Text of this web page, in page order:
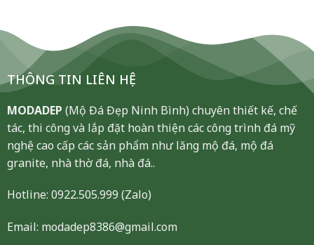
THÔNG TIN LIÊN HỆ
MODADEP (Mộ Đá Đẹp Ninh Bình) chuyên thiết kế, chế
tác, thi công và lắp đặt hoàn thiện các công trình đá mỹ
nghệ cao cấp các sản phẩm như lăng mộ đá, mộ đá
granite, nhà thờ đá, nhà đá..
Hotline: 0922.505.999 (Zalo)
Email: modadep8386@gmail.com